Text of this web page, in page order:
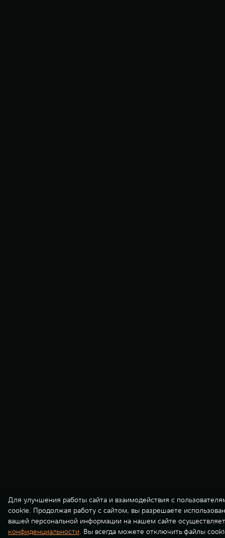
Для улучшения работы сайта и взаимодействия с
cookie. Продолжая работу с сайтом, вы разрешаете
вашей персональной информации на нашем сайте
конфиденциальности. Вы всегда можете отключить файлы